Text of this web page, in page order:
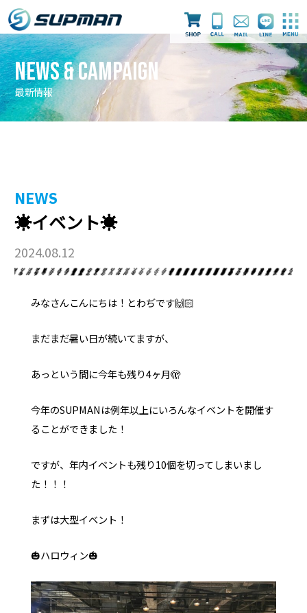
お問い合わせ オンラインストア
News & Campaign
最新情報
NEWS
☀️イベント☀️
2024.08.12
みなさんこんにちは！とわぢです🙌🏻
まだまだ暑い日が続いてますが、
あっという間に今年も残り4ヶ月🫣
今年のSUPMANは例年以上にいろんなイベントを開催す
ることができました！
ですが、年内イベントも残り10個を切ってしまいまし
た！！！
まずは大型イベント！
🎃ハロウィン🎃